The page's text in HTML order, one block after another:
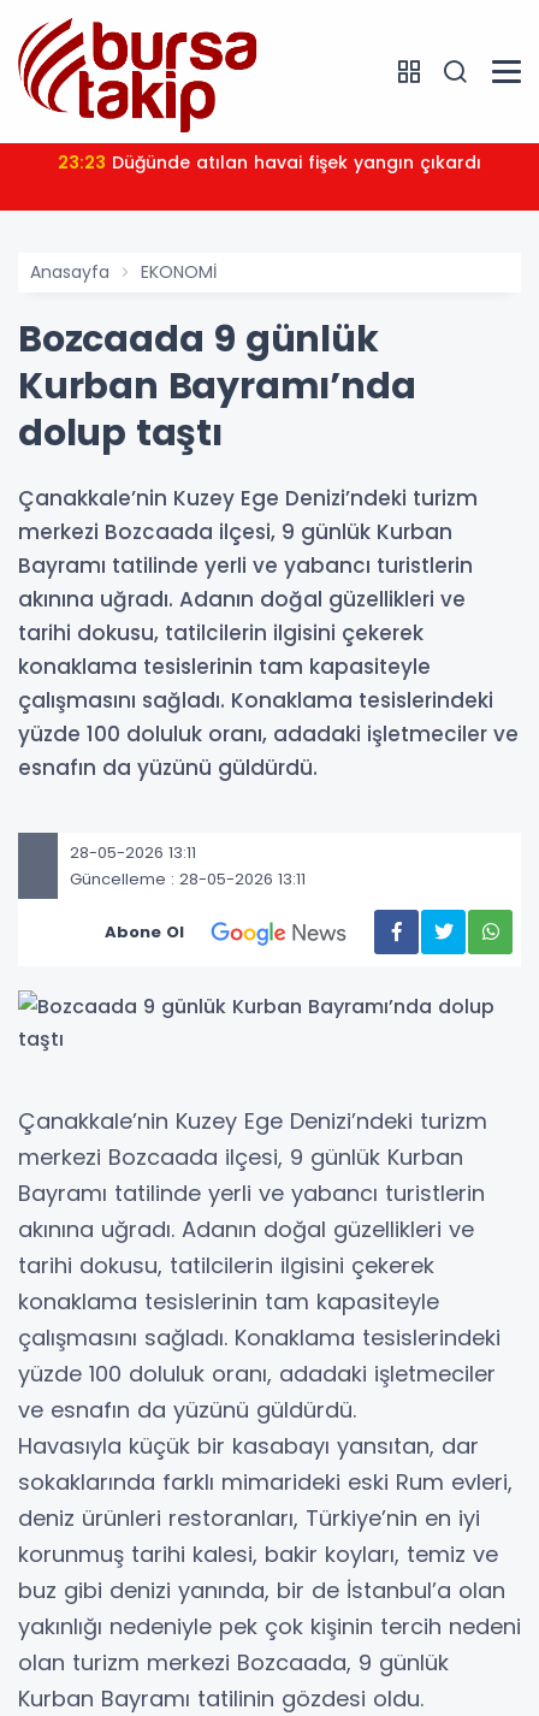
23:23 Düğünde atılan havai fişek yangın çıkardı
Anasayfa EKONOMİ
Bozcaada 9 günlük
Kurban Bayramı’nda
dolup taştı
Çanakkale’nin Kuzey Ege Denizi’ndeki turizm
merkezi Bozcaada ilçesi, 9 günlük Kurban
Bayramı tatilinde yerli ve yabancı turistlerin
akınına uğradı. Adanın doğal güzellikleri ve
tarihi dokusu, tatilcilerin ilgisini çekerek
konaklama tesislerinin tam kapasiteyle
çalışmasını sağladı. Konaklama tesislerindeki
yüzde 100 doluluk oranı, adadaki işletmeciler ve
esnafın da yüzünü güldürdü.
28-05-2026 13:11
Güncelleme : 28-05-2026 13:11
Abone Ol
Çanakkale’nin Kuzey Ege Denizi’ndeki turizm
merkezi Bozcaada ilçesi, 9 günlük Kurban
Bayramı tatilinde yerli ve yabancı turistlerin
akınına uğradı. Adanın doğal güzellikleri ve
tarihi dokusu, tatilcilerin ilgisini çekerek
konaklama tesislerinin tam kapasiteyle
çalışmasını sağladı. Konaklama tesislerindeki
yüzde 100 doluluk oranı, adadaki işletmeciler
ve esnafın da yüzünü güldürdü.
Havasıyla küçük bir kasabayı yansıtan, dar
sokaklarında farklı mimarideki eski Rum evleri,
deniz ürünleri restoranları, Türkiye’nin en iyi
korunmuş tarihi kalesi, bakir koyları, temiz ve
buz gibi denizi yanında, bir de İstanbul’a olan
yakınlığı nedeniyle pek çok kişinin tercih nedeni
olan turizm merkezi Bozcaada, 9 günlük
Kurban Bayramı tatilinin gözdesi oldu.